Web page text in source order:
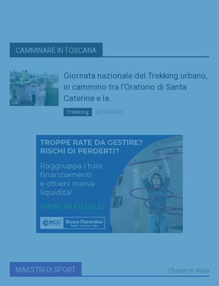
CAMMINARE IN TOSCANA
Giornata nazionale del Trekking urbano,
in cammino tra l’Oratorio di Santa
Caterina e la...
Trekking 27/10/2025
MAESTRI DI SPORT Chianti in Viola